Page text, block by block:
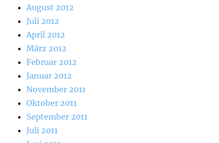
August 2012
Juli 2012
April 2012
März 2012
Februar 2012
Januar 2012
November 2011
Oktober 2011
September 2011
Juli 2011